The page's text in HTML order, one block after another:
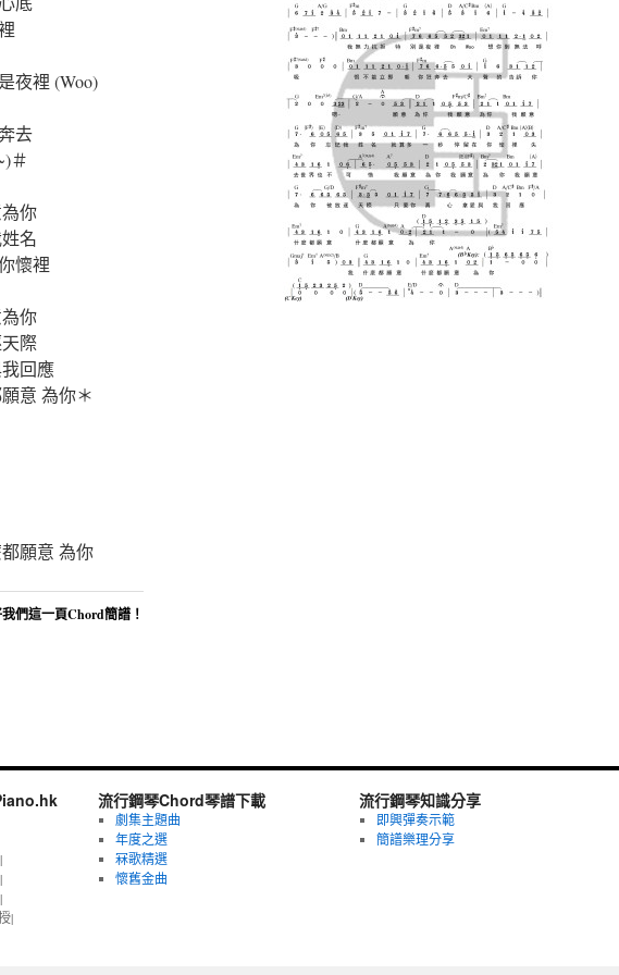
夜裡 (Woo)
去
＃
你
名
懷裡
你
際
回應
意 為你＊
願意 為你
們這一頁Chord簡譜！
‎|
流行鋼琴Chord琴譜下載
劇集主題曲
年度之選
冧歌精選
懷舊金曲
流行鋼琴知識分享
即興彈奏示範
簡譜樂理分享